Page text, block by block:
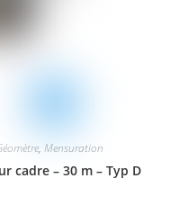
, Mensuration
cadre – 30 m – Typ D